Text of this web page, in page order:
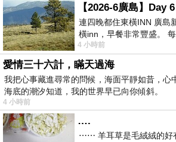
連四晚都住東橫INN 廣島
橫inn，早餐非常豐盛。
看到工作人員拿出料理包
4 小時前
愛情三十六計，瞞天過海
我把心事藏進尋常的問候，海面平靜如昔，心
海底的潮汐知道，我的世界早已向你傾斜。
4 小時前
….
⋯⋯ 羊耳草是毛絨絨的好